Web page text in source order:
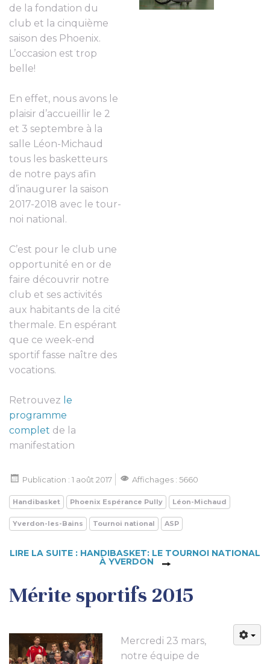
de la fondation du
club et la cinquième
saison des Phoenix.
L’occasion est trop
belle!
En effet, nous avons le
plaisir d’accueillir le 2
et 3 septembre à la
salle Léon-Michaud
tous les basketteurs
de notre pays afin
d’inaugurer la saison
2017-2018 avec le tour-
noi national.
C’est pour le club une
opportunité en or de
faire découvrir notre
club et ses activités
aux habitants de la cité
thermale. En espérant
que ce week-end
sportif fasse naître des
vocations.
Retrouvez le
programme
complet de la
manifestation
Publication : 1 août 2017 Affichages : 5660
Handibasket Phoenix Espérance Pully Léon-Michaud
Yverdon-les-Bains Tournoi national ASP
LIRE LA SUITE : HANDIBASKET: LE TOURNOI NATIONAL
À YVERDON
Mérite sportifs 2015
Mercredi 23 mars,
notre équipe de